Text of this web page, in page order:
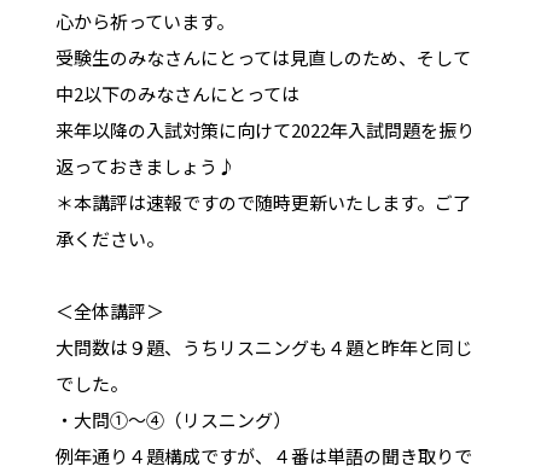
心から祈っています。
受験生のみなさんにとっては見直しのため、そして
中2以下のみなさんにとっては
来年以降の入試対策に向けて2022年入試問題を振り
返っておきましょう♪
＊本講評は速報ですので随時更新いたします。ご了
承ください。
＜全体講評＞
大問数は９題、うちリスニングも４題と昨年と同じ
でした。
・大問①～④（リスニング）
例年通り４題構成ですが、４番は単語の聞き取りで